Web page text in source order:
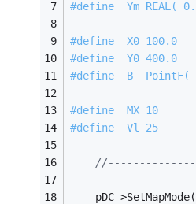
#define
Ym REAL(
#define
X0
#define
Y0
#define
B  PointF(
#define
MX
#define
  Vl 25
pDC-